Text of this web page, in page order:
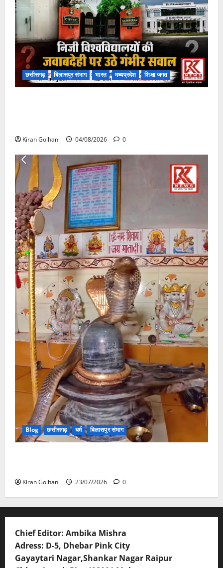
छत्तीसगढ़ बिलासपुर संभाग भारत मध्यप्रदेश शिक्षा जगत
Kiran Golhani 04/08/2026 0
Blog छत्तीसगढ़ धर्म बिलासपुर संभाग
Kiran Golhani 23/07/2026 0
Chief Editor: Ambika Mishra
Adress: D-5, Dhebar Pink City
Gayaytari Nagar,Shankar Nagar Raipur